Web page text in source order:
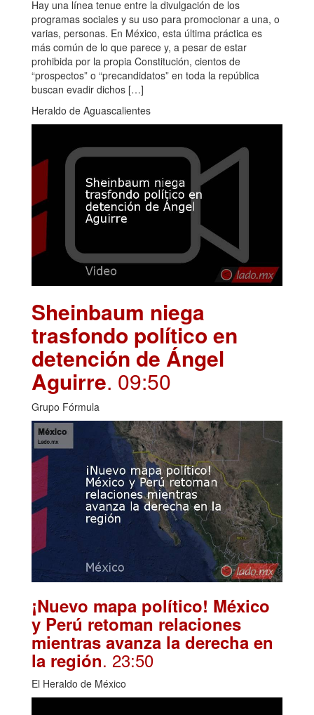
Hay una línea tenue entre la divulgación de los
programas sociales y su uso para promocionar a una, o
varias, personas. En México, esta última práctica es
más común de lo que parece y, a pesar de estar
prohibida por la propia Constitución, cientos de
“prospectos” o “precandidatos” en toda la república
buscan evadir dichos […]
Heraldo de Aguascalientes
Sheinbaum niega
trasfondo político en
detención de Ángel
Aguirre. 09:50
Grupo Fórmula
¡Nuevo mapa político! México
y Perú retoman relaciones
mientras avanza la derecha en
la región. 23:50
El Heraldo de México